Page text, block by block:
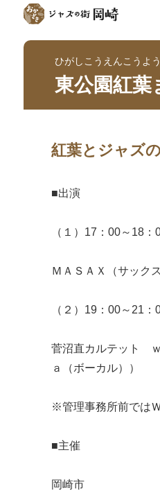
ひがしこうえんこうよ
東公園紅葉
紅葉とジャズ
■出演
（１）17：00～18：
ＭＡＳＡＸ（サック
（２）19：00～21：
菅沼直カルテット
ａ（ボーカル））
※管理事務所前では
■主催
岡崎市